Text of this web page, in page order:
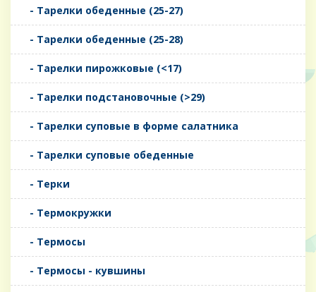
- Тарелки обеденные (25-27)
- Тарелки обеденные (25-28)
- Тарелки пирожковые (<17)
- Тарелки подстановочные (>29)
- Тарелки суповые в форме салатника
- Тарелки суповые обеденные
- Терки
- Термокружки
- Термосы
- Термосы - кувшины